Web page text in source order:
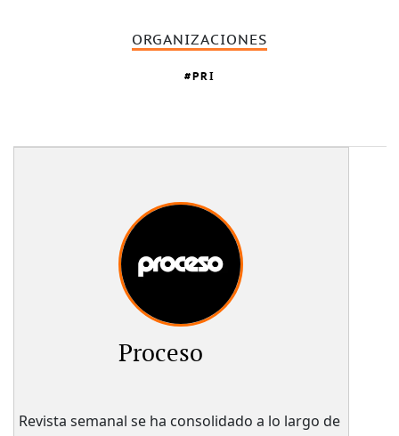
ORGANIZACIONES
PRI
Proceso
Revista semanal se ha consolidado a lo largo de